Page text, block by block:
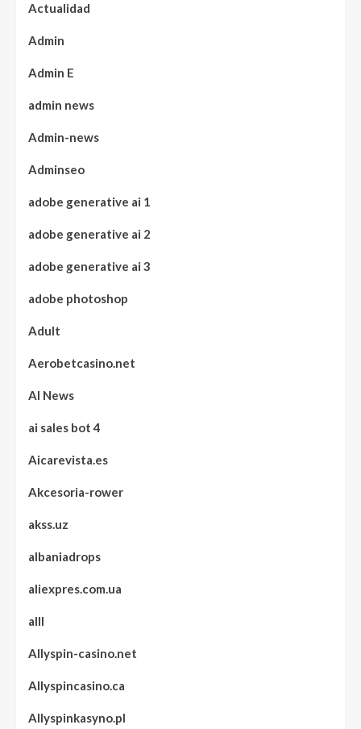
Actualidad
Admin
Admin E
admin news
Admin-news
Adminseo
adobe generative ai 1
adobe generative ai 2
adobe generative ai 3
adobe photoshop
Adult
Aerobetcasino.net
AI News
ai sales bot 4
Aicarevista.es
Akcesoria-rower
akss.uz
albaniadrops
aliexpres.com.ua
alll
Allyspin-casino.net
Allyspincasino.ca
Allyspinkasyno.pl